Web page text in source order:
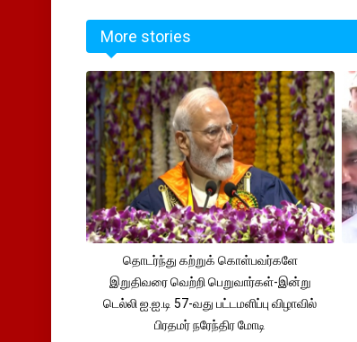
More stories
தொடர்ந்து கற்றுக் கொள்பவர்களே
இறுதிவரை வெற்றி பெறுவார்கள்-இன்று
டெல்லி ஐ.ஐ.டி 57-வது பட்டமளிப்பு விழாவில்
பிரதமர் நரேந்திர மோடி